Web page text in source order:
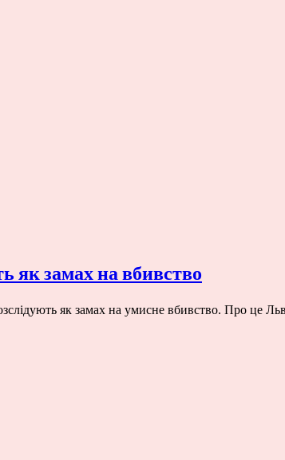
як замах на вбивство
як замах на умисне вбивство. Про це